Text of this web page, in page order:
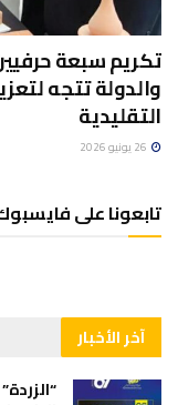
تكريم سبعة
والدولة تتجه
التقليدية
تابعونا على
آخر الأخبار